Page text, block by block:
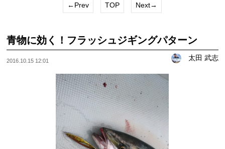
←Prev TOP Next→
青物に効く！フラッシュジギングパターン
2016.10.15 12:01 太田 武志